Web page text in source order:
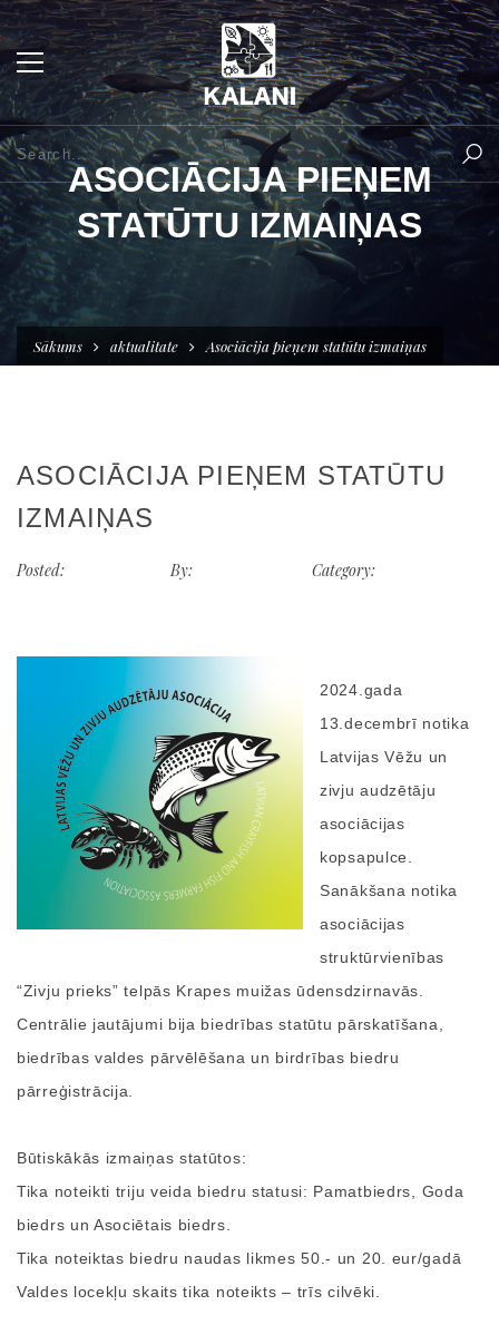
ASOCIĀCIJA PIEŅEM
STATŪTU IZMAIŅAS
Sākums aktualitate Asociācija pieņem statūtu izmaiņas
ASOCIĀCIJA PIEŅEM STATŪTU
IZMAIŅAS
Posted: By: Category:
2024.gada
13.decembrī notika
Latvijas Vēžu un
zivju audzētāju
asociācijas
kopsapulce.
Sanākšana notika
asociācijas
struktūrvienības
“Zivju prieks” telpās Krapes muižas ūdensdzirnavās.
Centrālie jautājumi bija biedrības statūtu pārskatīšana,
biedrības valdes pārvēlēšana un birdrības biedru
pārreģistrācija.
Būtiskākās izmaiņas statūtos:
Tika noteikti triju veida biedru statusi: Pamatbiedrs, Goda
biedrs un Asociētais biedrs.
Tika noteiktas biedru naudas likmes 50.- un 20. eur/gadā
Valdes locekļu skaits tika noteikts – trīs cilvēki.